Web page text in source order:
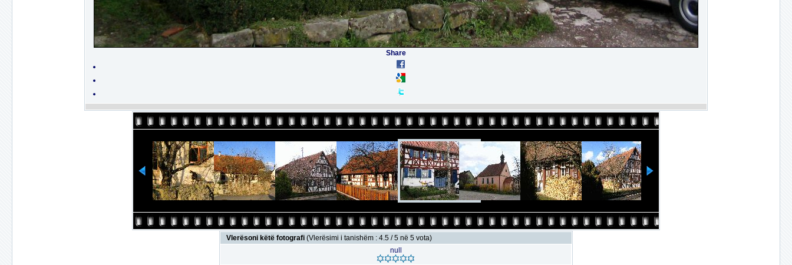
Share
Vlerësoni këtë fotografi (Vlerësimi i tanishëm : 4.5 / 5 në 5 vota)
null